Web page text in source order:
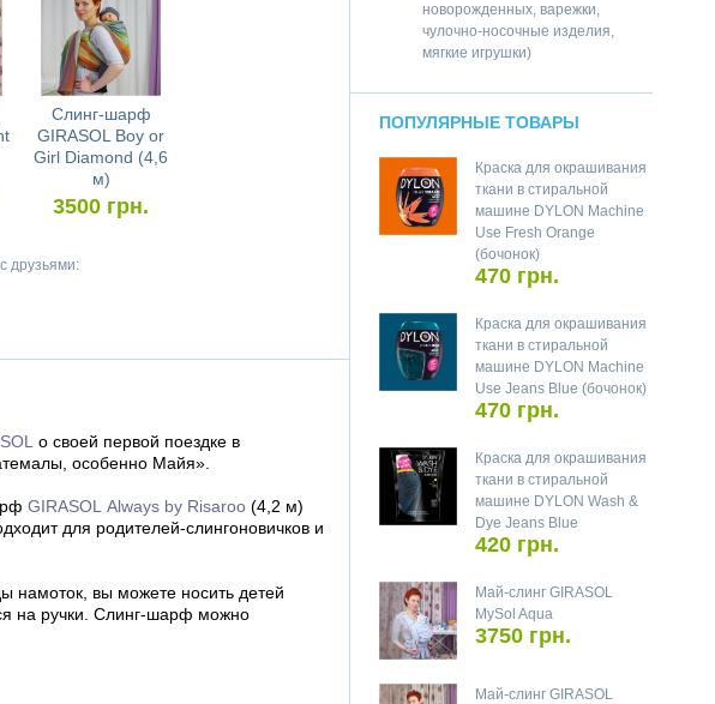
Слинг-шарф
GIRASOL Boy or
Girl Diamond (4,6
м)
3500 грн.
друзьями:
о своей первой поездке в
особенно Майя».
GIRASOL Always by Risaroo (4,2 м)
для родителей-слингоновичков и
намоток, вы можете носить детей
на ручки. Слинг-шарф можно
новорожденных, варежки,
чулочно-носочные изделия,
мягкие игрушки)
ПОПУЛЯРНЫЕ ТОВАРЫ
Краска для окрашивания
ткани в стиральной
машине DYLON Machine
Use Fresh Orange
(бочонок)
470 грн.
Краска для окрашивания
ткани в стиральной
машине DYLON Machine
Use Jeans Blue (бочонок)
470 грн.
Краска для окрашивания
ткани в стиральной
машине DYLON Wash &
Dye Jeans Blue
420 грн.
Май-слинг GIRASOL
MySol Aqua
3750 грн.
Май-слинг GIRASOL